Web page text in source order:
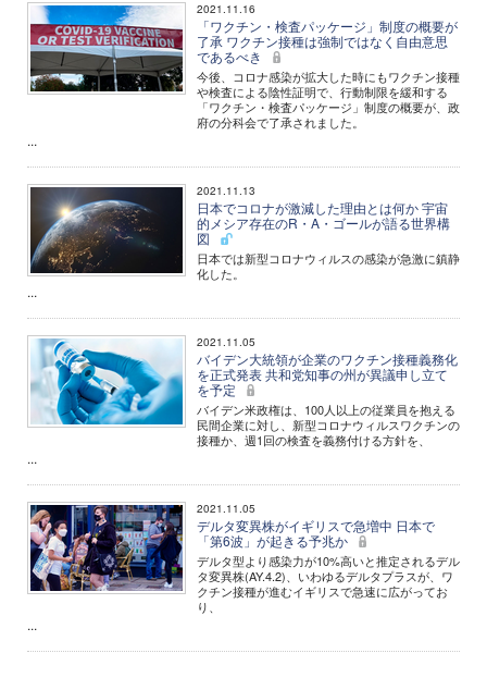
2021.11.16
「ワクチン・検査パッケージ」制度の概要が
了承 ワクチン接種は強制ではなく自由意思
であるべき
今後、コロナ感染が拡大した時にもワクチン接種
や検査による陰性証明で、行動制限を緩和する
「ワクチン・検査パッケージ」制度の概要が、政
府の分科会で了承されました。
...
2021.11.13
日本でコロナが激減した理由とは何か 宇宙
的メシア存在のR・A・ゴールが語る世界構
図
日本では新型コロナウィルスの感染が急激に鎮静
化した。
...
2021.11.05
バイデン大統領が企業のワクチン接種義務化
を正式発表 共和党知事の州が異議申し立て
を予定
バイデン米政権は、100人以上の従業員を抱える
民間企業に対し、新型コロナウィルスワクチンの
接種か、週1回の検査を義務付ける方針を、
...
2021.11.05
デルタ変異株がイギリスで急増中 日本で
「第6波」が起きる予兆か
デルタ型より感染力が10%高いと推定されるデル
タ変異株(AY.4.2)、いわゆるデルタプラスが、ワ
クチン接種が進むイギリスで急速に広がってお
り、
...